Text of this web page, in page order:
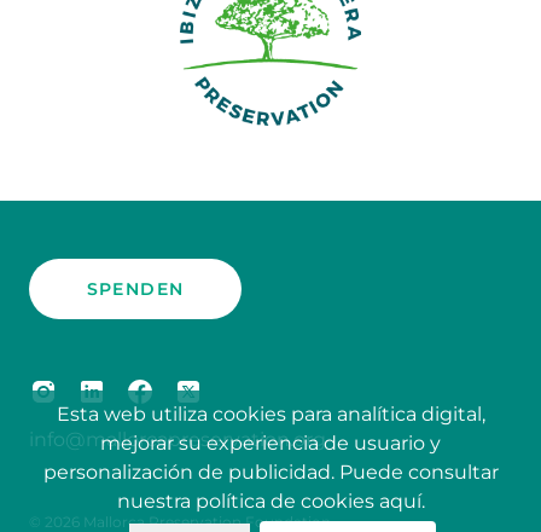
SPENDEN
info@mallorcapreservation.org
© 2026 Mallorca Preservation Foundation
Esta web utiliza cookies para analítica digital,
mejorar su experiencia de usuario y
personalización de publicidad. Puede consultar
nuestra política de cookies aquí.